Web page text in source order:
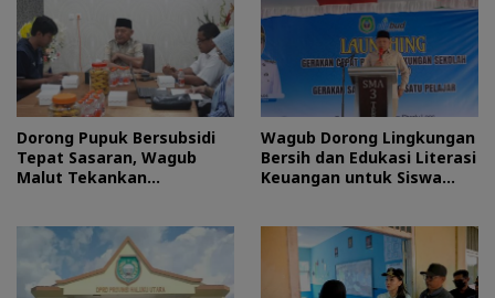
Dorong Pupuk Bersubsidi
Tepat Sasaran, Wagub
Malut Tekankan
Wagub Dorong Lingkungan
Bersih dan Edukasi Literasi
Keuangan untuk Siswa